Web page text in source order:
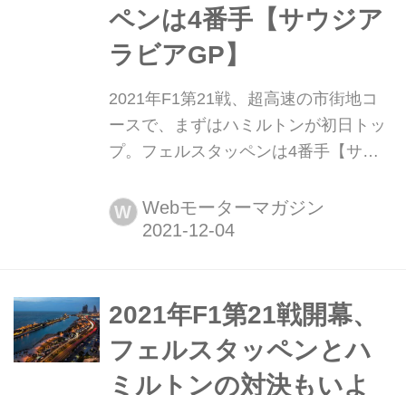
ペンは4番手【サウジア
ラビアGP】
2021年F1第21戦、超高速の市街地コ
ースで、まずはハミルトンが初日トッ
プ。フェルスタッペンは4番手【サウ
第21戦サウジアラビアGPがジェッダ
市街地コースで開幕。初日はメルセデ
王手をけてのぞむレッドブル・ホンダ
のマックス・フェルスタッペンは4番
手につけている。
W Webモーターマガジン
2021年F1第21戦開幕、
フェルスタッペンとハ
ミルトンの対決もいよ